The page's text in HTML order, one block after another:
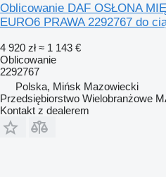
Oblicowanie DAF OSŁONA
EURO6 PRAWA 2292767 do
4 920 zł ≈ 1 143 €
Oblicowanie
2292767
Polska, Mińsk Mazowiecki
Przedsiębiorstwo Wielobranżowe
Kontakt z dealerem